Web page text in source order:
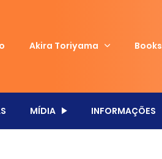
Akira Toriyama Books
MÍDIA INFORMAÇÕES